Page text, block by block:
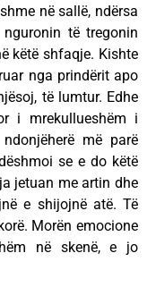
në sallë, ndërsa
të tregonin
këtë shfaqje. Kishte
nga prindërit apo
të lumtur. Edhe
i mrekullueshëm i
më parë
se e do këtë
jetuan me artin dhe
e shijojnë atë. Të
Morën emocione
në skenë, e jo